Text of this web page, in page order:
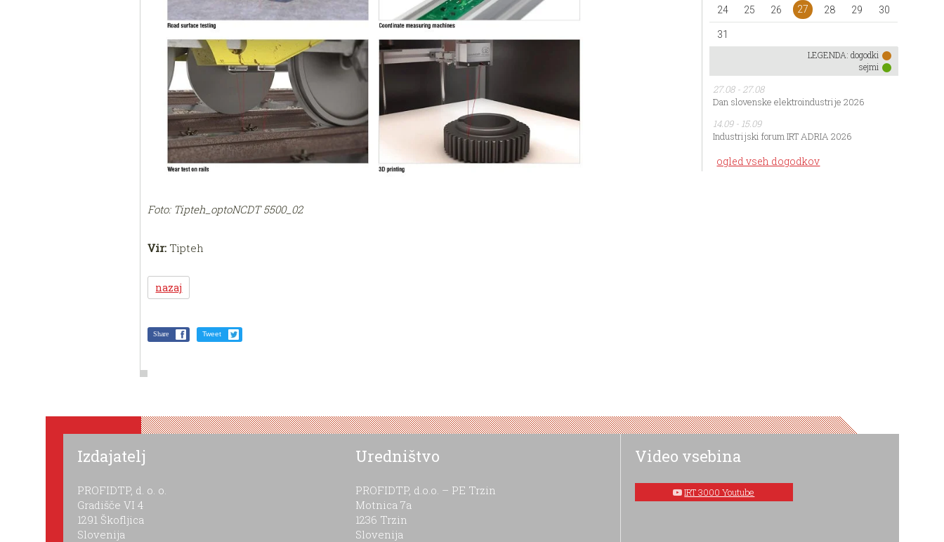
Foto: Tipteh_optoNCDT 5500_02
Vir: Tipteh
nazaj
Share Tweet
24 25 26 27 28 29 30
31
LEGENDA: dogodki
sejmi
27.08 - 27.08
Dan slovenske elektroindustrije 2026
14.09 - 15.09
Industrijski forum IRT ADRIA 2026
ogled vseh dogodkov
Izdajatelj
PROFIDTP, d. o. o.
Gradišče VI 4
1291 Škofljica
Slovenija
Uredništvo
PROFIDTP, d.o.o. – PE Trzin
Motnica 7a
1236 Trzin
Slovenija
Video vsebina
IRT 3000 Youtube